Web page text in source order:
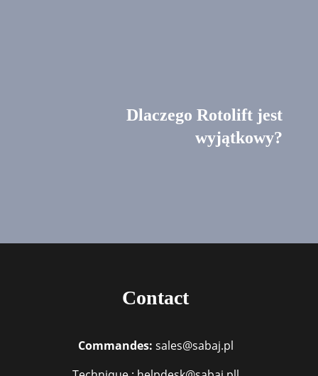
Dlaczego Rotolift jest
wyjątkowy?
Contact
Commandes: sales@sabaj.pl